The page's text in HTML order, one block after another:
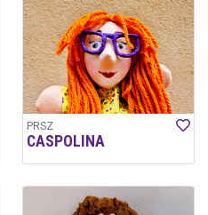
PRSZ
CASPOLINA